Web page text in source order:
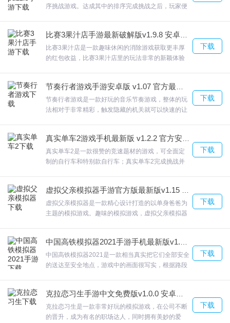
1.不断的躲避剪刀，让你的人物头发长得越来越长了。
2.一款能够操控可爱美少女战斗自由跑酷的游戏。这里有着最为有趣
3.会为各位设置不同程度的困难来阻止跑酷。
4.躲避前方变换不定的剪刀，完成躲避的操作，灵活的掌控跳跃，展
开闯关。
挑战。
6.高难度的跑酷是对技术上的最大考验，随着周边环境的变化都会给
操作带来极大的困难，
你带来全新的体验，
8.解锁不同的背景，以满足你的粉丝，升级并收集强大的物品。
1.调整ui设计,优化视觉体验
2.流畅度、易用性优化
序挑战游戏。达成其中的排序完成挑战之后，玩家便
璃杯。灵活发乎自己的智慧开启你的多种关卡！欢迎
来合众软件园下载体验。
比赛3果汁店是一款趣味休闲的消除游戏获取更丰厚
的红包收益，比赛3果汁店里的玩法非常的新颖体验
视线中就会被吸引住。欢迎来合众软件园下载体验。
下载
节奏行者游戏是一款好玩的音乐节奏游戏，整体的玩
法相对于非常精彩，触发隐藏的机关就可以快速的让
和狼人！欢迎来合众软件园下载体验。
下载
真实单车2是一款很赞的竞速题材的游戏，可全面定
制的自行车和特别款自行车；真实单车2完成挑战并
体验。
下载
虚拟父亲模拟器是一款精心设计打造的以单身爸爸为
主题的模拟游戏。趣味的模拟游戏，虚拟父亲模拟器
迎来合众软件园下载体验。
下载
中国高铁模拟器2021是一款相当真实把它们全部安全
的送达至安全地点，游戏中的画面很写实，根据路段
安全运输到目的地，欢迎来合众软件园下载体验。
下载
克拉恋习生是一款非常好玩的模拟游戏，在公司不断
的晋升，成为有名的职场达人，同时拥有美妙的爱
下载